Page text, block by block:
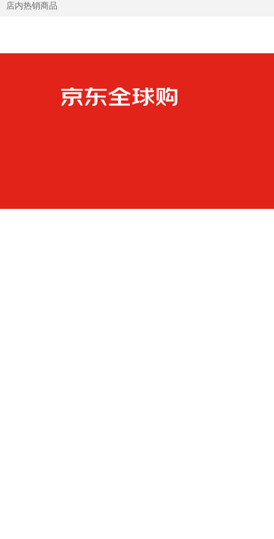
店内热销商品